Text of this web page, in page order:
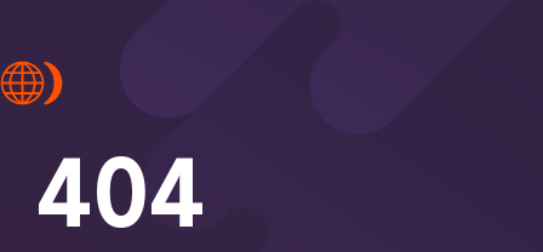
404